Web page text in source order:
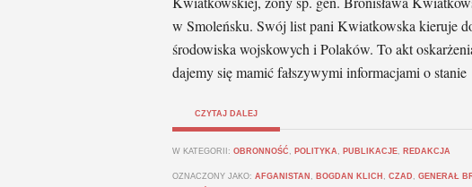
w Smoleńsku. Swój list pani Kwiatkowska kieruje
środowiska wojskowych i Polaków. To akt
dajemy się mamić fałszywymi informacjami o stanie
CZYTAJ DALEJ
W KATEGORII: OBRONNOŚĆ , POLITYKA , PUBLIKACJE, REDAKCJA
OZNACZONY JAKO: AFGANISTAN , BOGDAN KLICH , CZAD , GENERAŁ